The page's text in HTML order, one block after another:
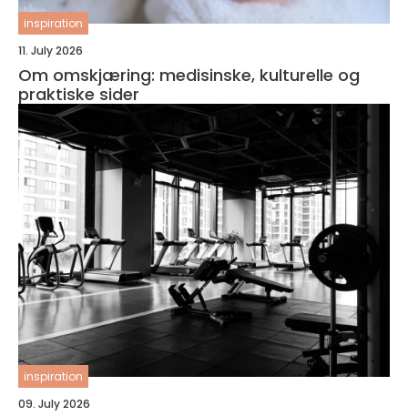
inspiration
11. July 2026
Om omskjæring: medisinske, kulturelle og
praktiske sider
inspiration
09. July 2026